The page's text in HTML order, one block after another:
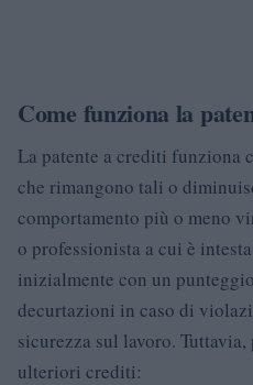
Come funziona la
La patente a crediti funziona
che rimangono tali o
comportamento più o meno
o professionista a cui è
inizialmente con un
decurtazioni in caso di
sicurezza sul lavoro. Tuttavia,
ulteriori crediti: